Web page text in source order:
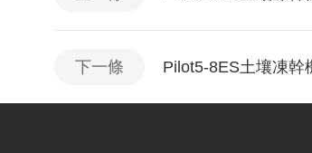
下一條 Pilot5-8ES土壤凍幹